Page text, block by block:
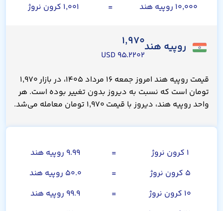
۱۰,۰۰۰ روپیه هند
= ۱,۰۰۱ کرون نروژ
روپیه هند۱,۹۷۰
۹۵.۲۲۰۲ USD
قیمت روپیه هند امروز جمعه ۱۶ مرداد ۱۴۰۵، در بازار ۱,۹۷۰
تومان است که نسبت به دیروز بدون تغییر بوده است. هر
واحد روپیه هند، دیروز با قیمت ۱,۹۷۰ تومان معامله می‌شد.
۱ کرون نروژ =
۹.۹۹ روپیه هند
۵ کرون نروژ
=
۵۰.۰ روپیه هند
۱۰ کرون نروژ
=
۹۹.۹ روپیه هند